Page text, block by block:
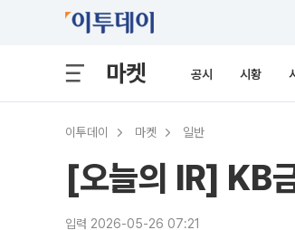
마켓 공시 시황
이투데이 마켓 일반
[오늘의 IR] KB
입력 2026-05-26 07:21